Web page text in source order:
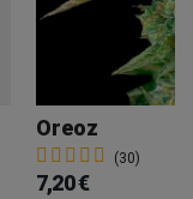
Oreoz
(30)
7,20 €